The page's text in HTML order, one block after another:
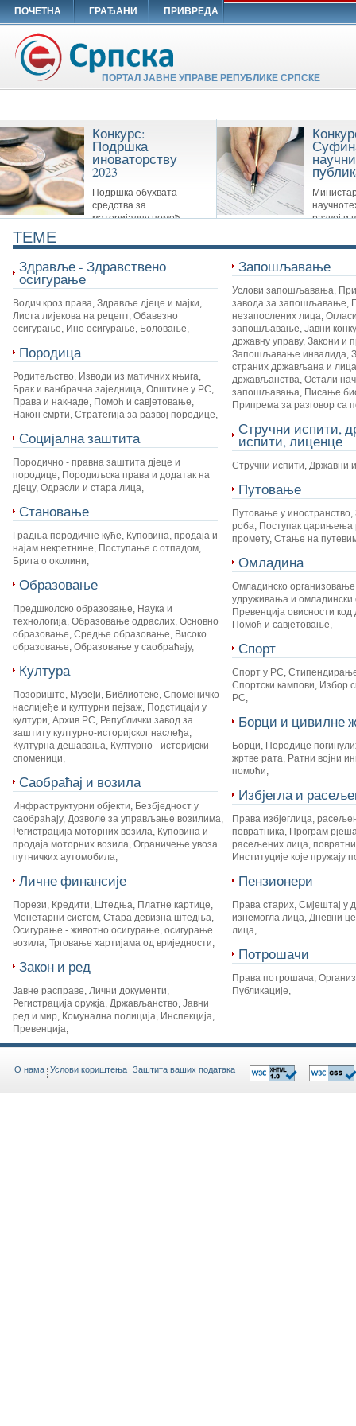
ПОЧЕТНА ГРАЂАНИ ПРИВРЕДА
ПОРТАЛ ЈАВНЕ УПРАВЕ РЕПУБЛИКЕ СРПСКЕ
развој и
публикације: Научне
Конкурс:
Подршка
иноваторству
2023
Подршка обухвата
средства за
материјалну помоћ
иноватора Републике Српске,
иноватора и другим
TEME
Здравље - Здравствено
осигурање
Водич кроз права, Здравље дјеце и мајки,
Листа лијекова на рецепт, Обавезно
осигурање, Ино осигурање, Боловање,
Породица
Родитељство, Изводи из матичних књига,
Брак и ванбрачна заједница, Општине у РС,
Права и накнаде, Помоћ и савјетовање,
Након смрти, Стратегија за развој породице,
Социјална заштита
Породично - правна заштита дјеце и
породице, Породиљска права и додатак на
дјецу, Одрасли и стара лица,
Становање
Градња породичне куће, Куповина, продаја и
најам некретнине, Поступање с отпадом,
Брига о околини,
Образовање
Предшколско образовање, Наука и
технологија, Образовање одраслих, Основно
образовање, Средње образовање, Високо
образовање, Образовање у саобраћају,
Култура
Позориште, Музеји, Библиотеке, Споменичко
наслијеђе и културни пејзаж, Подстицаји у
култури, Архив РС, Републички завод за
заштиту културно-историјског наслеђа,
Културна дешавања, Културно - историјски
споменици,
Саобраћај и возила
Инфраструктурни објекти, Безбједност у
саобраћају, Дозволе за управљање возилима,
Регистрација моторних возила, Куповина и
продаја моторних возила, Ограничење увоза
путничких аутомобила,
Личне финансије
Порези, Кредити, Штедња, Платне картице,
Монетарни систем, Стара девизна штедња,
Осигурање - животно осигурање, осигурање
возила, Трговање хартијама од вриједности,
Закон и ред
Јавне расправе, Лични документи,
Регистрација оружја, Држављанство, Јавни
ред и мир, Комунална полиција, Инспекција,
Превенција,
Запошљавање
Услови запошљавања,
завода за запошљавање,
незапослених лица,
запошљавање, Јавни
државну управу, Закони и
Запошљавање инвалида,
страних држављана и
држављанства, Остали
запошљавања, Писање
Припрема за разговор са
Стручни испити,
испити, лиценце
Стручни испити, Државни
Путовање
Путовање у иностранство,
роба, Поступак царињења
промету, Стање на
Омладина
Омладинско организовање
удруживања и омладински
Превенција овисности код
Помоћ и савјетовање,
Спорт
Спорт у РС,
Спортски кампови, Избор
РС,
Борци и цивилне
Борци, Породице
жртве рата, Ратни војни
помоћи,
Избјегла и
Права избјеглица,
повратника, Програм
расељених лица,
Институције које пружају
Пензионери
Права старих, Смјештај у
изнемогла лица, Дневни
лица,
Потрошачи
Права потрошача,
Публикације,
O нама Услови кориштења Заштита ваших података